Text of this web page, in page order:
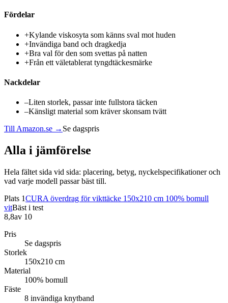
Fördelar
+Kylande viskosyta som känns sval mot huden
+Invändiga band och dragkedja
+Bra val för den som svettas på natten
+Från ett väletablerat tyngdtäckesmärke
Nackdelar
–Liten storlek, passar inte fullstora täcken
–Känsligt material som kräver skonsam tvätt
Till Amazon.se → Se dagspris
Alla i jämförelse
Hela fältet sida vid sida: placering, betyg, nyckelspecifikationer och
vad varje modell passar bäst till.
Plats 1CURA överdrag för vikttäcke 150x210 cm 100% bomull
vitBäst i test
8,8av 10
Pris
Se dagspris
Storlek
150x210 cm
Material
100% bomull
Fäste
8 invändiga knytband